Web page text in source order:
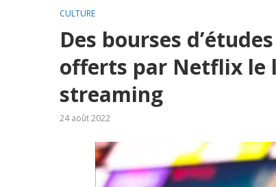
CULTURE
Des bourses
offerts par Netflix le
streaming
24 août 2022